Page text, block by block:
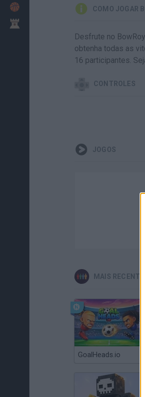
COMO JOGAR
Desfrute no
obtenha todas as
16 participantes.
CONTROLES
JOGOS
MAIS
GoalHeads.io